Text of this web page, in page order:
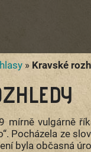
» Kravské
mírně vulgárně
Pocházela ze
byla občasná